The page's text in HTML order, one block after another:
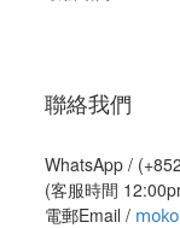
聯絡我們
WhatsApp /
(客服時間
電郵Email /